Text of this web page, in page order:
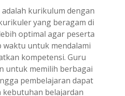
kurikulum dengan
yang beragam di
optimal agar peserta
waktu untuk mendalami
kompetensi. Guru
untuk memilih berbagai
pembelajaran dapat
kebutuhan belajardan